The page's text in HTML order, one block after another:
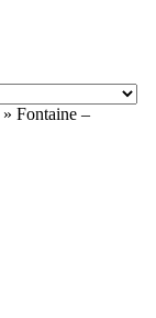
» Fontaine –